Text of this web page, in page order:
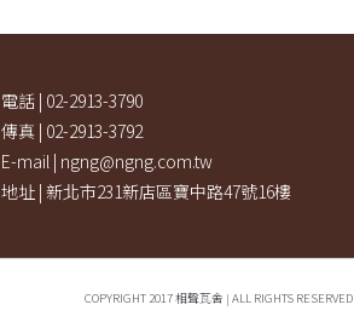
電話 | 02-2913-3790
傳真 | 02-2913-3792
E-mail | ngng@ngng.com.tw
地址 | 新北市231新店區寶中路47號16樓
COPYRIGHT 2017 相聲瓦舍 | ALL RIGHTS RESERVED